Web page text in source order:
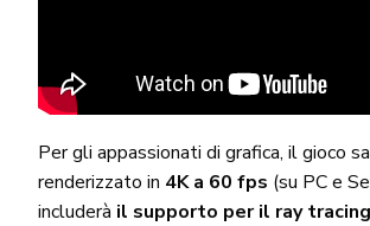
Per gli appassionati di grafica, il gioco
renderizzato in 4K a 60 fps (su PC e
includerà il supporto per il ray